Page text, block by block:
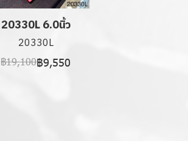
20330L 6.0นิ้ว
20330L
฿19,100฿9,550